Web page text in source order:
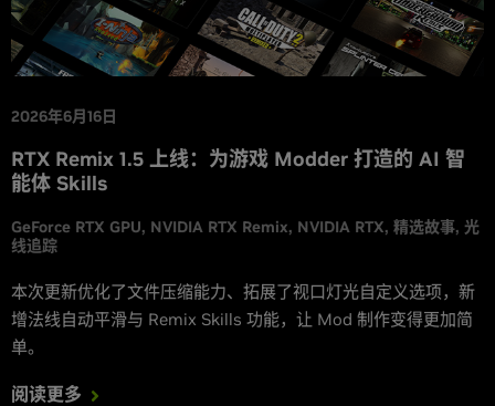
2026年6月16日
RTX Remix 1.5 上线：为游戏 Modder 打造的 AI 智
能体 Skills
GeForce RTX GPU NVIDIA RTX Remix NVIDIA RTX 精选故事 光
线追踪
本次更新优化了文件压缩能力、拓展了视口灯光自定义选项，新
增法线自动平滑与 Remix Skills 功能，让 Mod 制作变得更加简
单。
阅读更多